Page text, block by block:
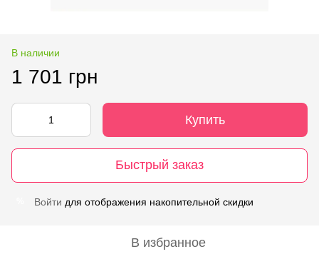
В наличии
1 701 грн
Купить
Быстрый заказ
Войти для отображения накопительной скидки
В избранное